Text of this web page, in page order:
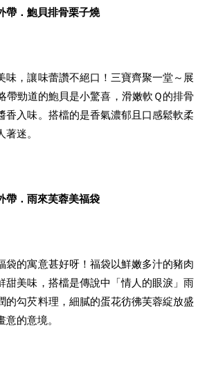
帶．鮑貝排骨栗子燒
味，讓味蕾讚不絕口！三寶齊聚一堂～展
帶勁道的鮑貝是小驚喜，滑嫩軟Ｑ的排骨
香入味。搭檔的是香氣濃郁且口感鬆軟柔
迷。
帶．雨來芙蓉美福袋
袋的寓意甚好呀！福袋以鮮嫩多汁的豬肉
甜美味，搭檔是傳說中「情人的眼淚」雨
的勾芡料理，細膩的蛋花彷彿芙蓉綻放盛
的意境。